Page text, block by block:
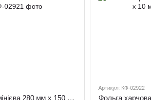
Фольга харчова алюмінієва 280 мм х 150 м х 10 мкм
Артикул: КФ-02922